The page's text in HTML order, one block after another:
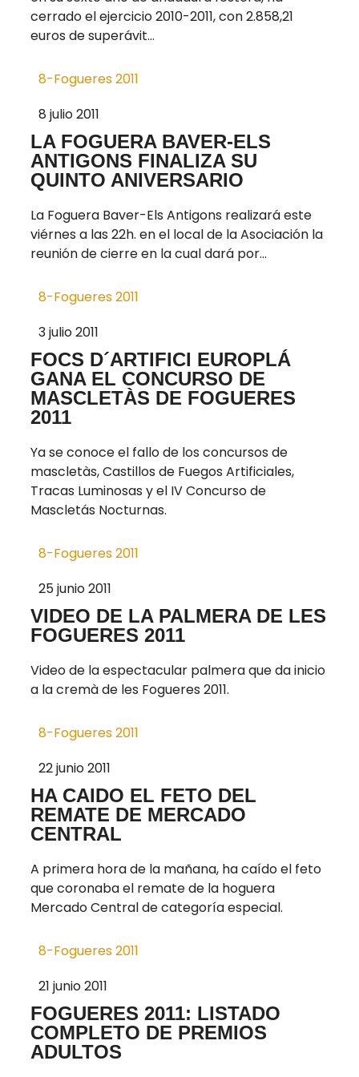
cerrado el ejercicio 2010-2011, con 2.858,21
euros de superávit...
8-Fogueres 2011
8 julio 2011
LA FOGUERA BAVER-ELS
ANTIGONS FINALIZA SU
QUINTO ANIVERSARIO
La Foguera Baver-Els Antigons realizará este
viérnes a las 22h. en el local de la Asociación la
reunión de cierre en la cual dará por...
8-Fogueres 2011
3 julio 2011
FOCS D´ARTIFICI EUROPLÁ
GANA EL CONCURSO DE
MASCLETÀS DE FOGUERES
2011
Ya se conoce el fallo de los concursos de
mascletàs, Castillos de Fuegos Artificiales,
Tracas Luminosas y el IV Concurso de
Mascletás Nocturnas.
8-Fogueres 2011
25 junio 2011
VIDEO DE LA PALMERA DE LES
FOGUERES 2011
Video de la espectacular palmera que da inicio
a la cremà de les Fogueres 2011.
8-Fogueres 2011
22 junio 2011
HA CAIDO EL FETO DEL
REMATE DE MERCADO
CENTRAL
A primera hora de la mañana, ha caído el feto
que coronaba el remate de la hoguera
Mercado Central de categoría especial.
8-Fogueres 2011
21 junio 2011
FOGUERES 2011: LISTADO
COMPLETO DE PREMIOS
ADULTOS